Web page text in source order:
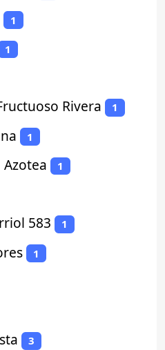
1
1
Rivera 1
1
Azotea 1
583 1
1
3